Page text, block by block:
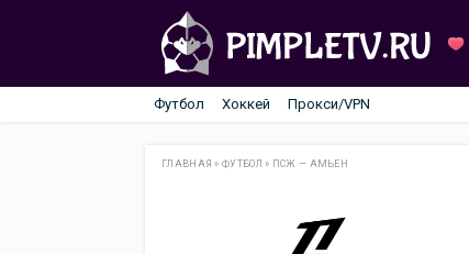
Футбол Хоккей Прокси/VPN
ГЛАВНАЯ »ФУТБОЛ » ПСЖ — АМЬЕН